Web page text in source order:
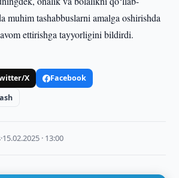
muhim tashabbuslarni amalga oshirishda
ettirishga tayyorligini bildirdi.
X
Facebook
·15.02.2025 · 13:00